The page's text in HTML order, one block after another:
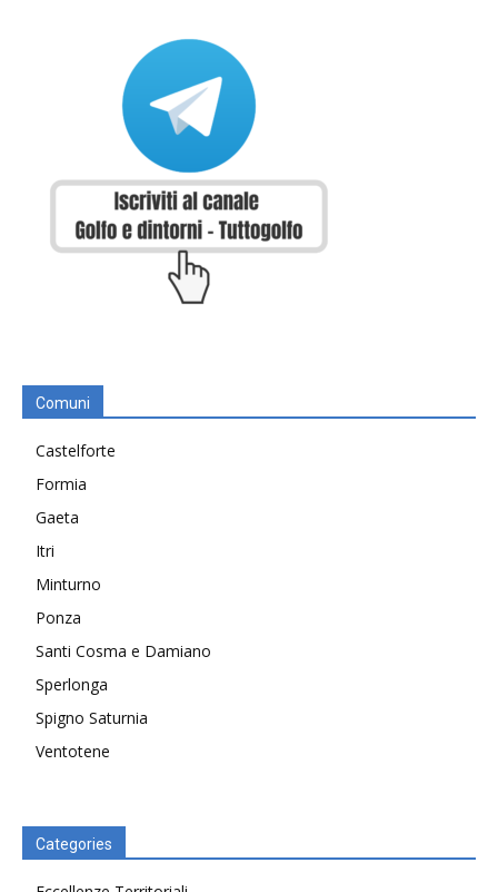
Comuni
Castelforte
Formia
Gaeta
Itri
Minturno
Ponza
Santi Cosma e Damiano
Sperlonga
Spigno Saturnia
Ventotene
Categories